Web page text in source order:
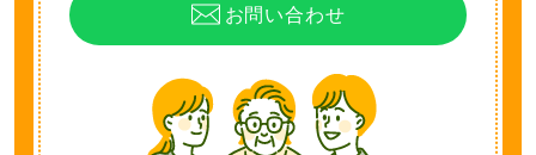
お問い合わせ